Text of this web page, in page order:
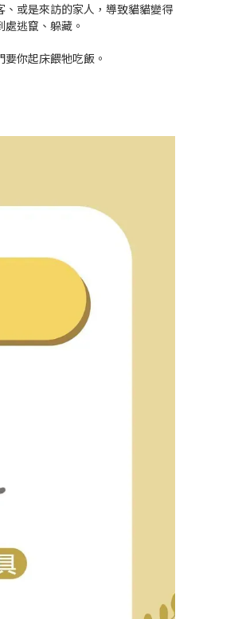
或是來訪的家人，導致貓貓變得
逃竄、躲藏。
你起床餵牠吃飯。